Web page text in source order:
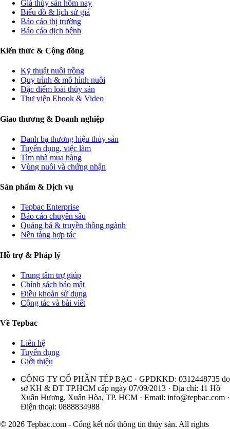
Giá thủy sản hôm nay
Biểu đồ & lịch sử giá
Báo cáo thị trường
Báo cáo dịch bệnh
Kiến thức & Cộng đồng
Kỹ thuật nuôi trồng
Quy trình & mô hình nuôi
Đặc điểm loài thủy sản
Thư viện Ebook & Video
Giao thương & Doanh nghiệp
Danh bạ thương hiệu thủy sản
Tuyển dụng, việc làm
Tìm nhà mua hàng
Vùng nuôi và chứng nhận
Sản phẩm & Dịch vụ
Tepbac Enterprise
Báo cáo chuyên sâu
Quảng bá & truyền thông ngành
Nền tảng hợp tác
Hỗ trợ & Pháp lý
Trung tâm trợ giúp
Chính sách bảo mật
Điều khoản sử dụng
Cộng tác và bài viết
Về Tepbac
Liên hệ
Tuyển dụng
Giới thiệu
CÔNG TY CỔ PHẦN TÉP BẠC · GPDKKD: 0312448735 do
sở KH & ĐT TP.HCM cấp ngày 07/09/2013 · Địa chỉ: 11 Hồ
Xuân Hương, Xuân Hòa, TP. HCM · Email: info@tepbac.com ·
Điện thoại: 0888834988
© 2026 Tepbac.com - Cổng kết nối thông tin thủy sản. All rights